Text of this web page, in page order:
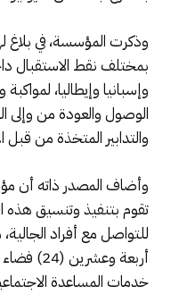
وذكرت المؤسسة، في بلاغ
بمختلف نقط الاستقبال
وإسبانيا وإيطاليا،
الوصول والعودة من وإلى
والتدابير المتخذة من قبل
وأضاف المصدر ذاته أن
تقوم بتنفيذ وتنسيق هذه
للتواصل مع أفراد
أربعة
خدمات المساعدة